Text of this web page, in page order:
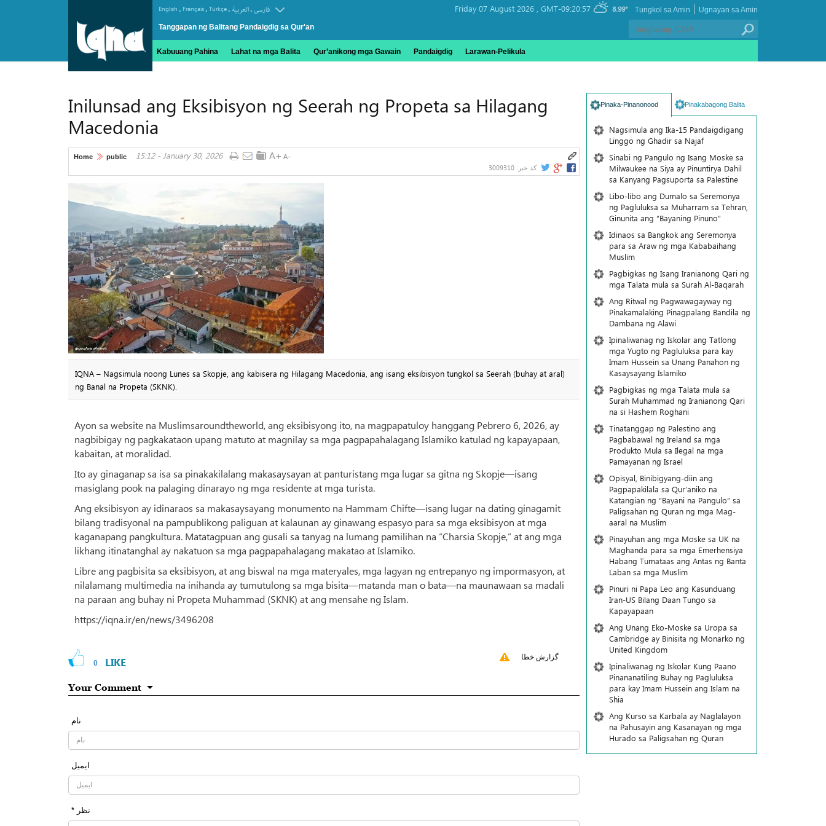
English . Français. Türkçe. العربیة.فارسی
Tanggapan ng Balitang Pandaigdig sa Qur'an
Friday 07 August 2026 , GMT-09:20:57 8.99° Ugnayan sa Amin
|
Tungkol sa Amin
Kabuuang Pahina Lahat na mga Balita Qur’anikong mga Gawain Pandaigdig Larawan-Pelikula
Inilunsad ang Eksibisyon ng Seerah ng Propeta sa Hilagang
Macedonia
Home public 15:12 - January 30, 2026
کد خبر:3009310
IQNA – Nagsimula noong Lunes sa Skopje, ang kabisera ng Hilagang Macedonia, ang isang eksibisyon tungkol sa Seerah (buhay at aral)
ng Banal na Propeta (SKNK).
Ayon sa website na Muslimsaroundtheworld, ang eksibisyong ito, na magpapatuloy hanggang Pebrero 6, 2026, ay
nagbibigay ng pagkakataon upang matuto at magnilay sa mga pagpapahalagang Islamiko katulad ng kapayapaan,
kabaitan, at moralidad.
Ito ay ginaganap sa isa sa pinakakilalang makasaysayan at panturistang mga lugar sa gitna ng Skopje—isang
masiglang pook na palaging dinarayo ng mga residente at mga turista.
Ang eksibisyon ay idinaraos sa makasaysayang monumento na Hammam Chifte—isang lugar na dating ginagamit
bilang tradisyonal na pampublikong paliguan at kalaunan ay ginawang espasyo para sa mga eksibisyon at mga
kaganapang pangkultura. Matatagpuan ang gusali sa tanyag na lumang pamilihan na “Charsia Skopje,” at ang mga
likhang itinatanghal ay nakatuon sa mga pagpapahalagang makatao at Islamiko.
Libre ang pagbisita sa eksibisyon, at ang biswal na mga materyales, mga lagyan ng entrepanyo ng impormasyon, at
nilalamang multimedia na inihanda ay tumutulong sa mga bisita—matanda man o bata—na maunawaan sa madali
na paraan ang buhay ni Propeta Muhammad (SKNK) at ang mensahe ng Islam.
https://iqna.ir/en/news/3496208
0 LIKE گزارش خطا
Your Comment
نام
ایمیل
* نظر
Pinaka-Pinanonood Pinakabagong Balita
Nagsimula ang Ika-15 Pandaigdigang
Linggo ng Ghadir sa Najaf
Sinabi ng Pangulo ng Isang Moske sa
Milwaukee na Siya ay Pinuntirya Dahil
sa Kanyang Pagsuporta sa Palestine
Libo-libo ang Dumalo sa Seremonya
ng Pagluluksa sa Muharram sa Tehran,
Ginunita ang “Bayaning Pinuno”
Idinaos sa Bangkok ang Seremonya
para sa Araw ng mga Kababaihang
Muslim
Pagbigkas ng Isang Iranianong Qari ng
mga Talata mula sa Surah Al-Baqarah
Ang Ritwal ng Pagwawagayway ng
Pinakamalaking Pinagpalang Bandila ng
Dambana ng Alawi
Ipinaliwanag ng Iskolar ang Tatlong
mga Yugto ng Pagluluksa para kay
Imam Hussein sa Unang Panahon ng
Kasaysayang Islamiko
Pagbigkas ng mga Talata mula sa
Surah Muhammad ng Iranianong Qari
na si Hashem Roghani
Tinatanggap ng Palestino ang
Pagbabawal ng Ireland sa mga
Produkto Mula sa Ilegal na mga
Pamayanan ng Israel
Opisyal, Binibigyang-diin ang
Pagpapakilala sa Qur’aniko na
Katangian ng “Bayani na Pangulo” sa
Paligsahan ng Quran ng mga Mag-
aaral na Muslim
Pinayuhan ang mga Moske sa UK na
Maghanda para sa mga Emerhensiya
Habang Tumataas ang Antas ng Banta
Laban sa mga Muslim
Pinuri ni Papa Leo ang Kasunduang
Iran-US Bilang Daan Tungo sa
Kapayapaan
Ang Unang Eko-Moske sa Uropa sa
Cambridge ay Binisita ng Monarko ng
United Kingdom
Ipinaliwanag ng Iskolar Kung Paano
Pinananatiling Buhay ng Pagluluksa
para kay Imam Hussein ang Islam na
Shia
Ang Kurso sa Karbala ay Naglalayon
na Pahusayin ang Kasanayan ng mga
Hurado sa Paligsahan ng Quran